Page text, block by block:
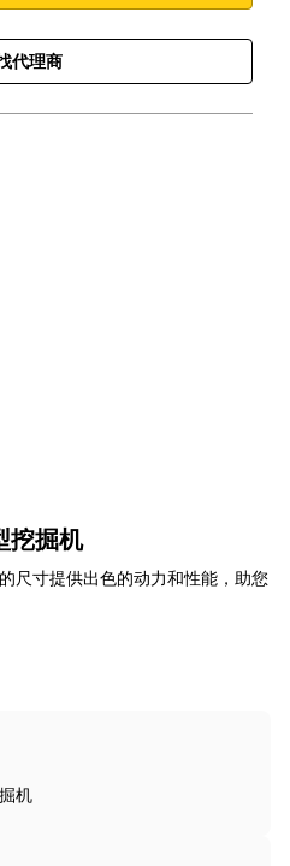
代理商
挖掘机
尺寸提供出色的动力和性能，助您
机